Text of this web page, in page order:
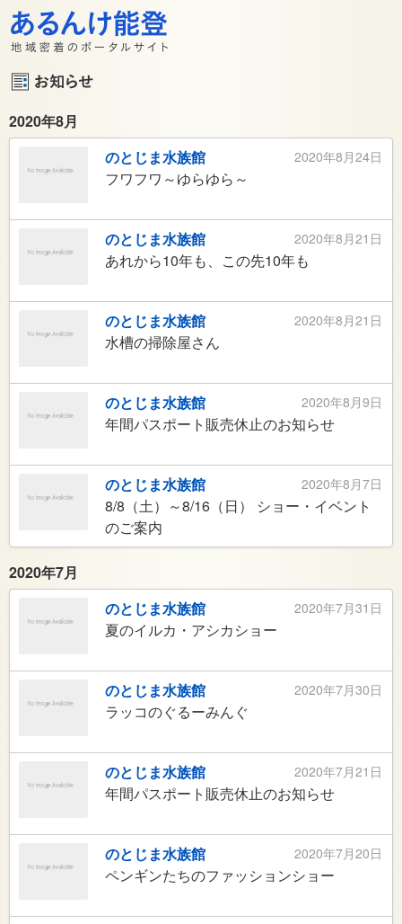
2020年8月
2020年8月24日
のとじま水族館
フワフワ～ゆらゆら～
2020年8月21日
のとじま水族館
あれから10年も、この先10年も
2020年8月21日
のとじま水族館
水槽の掃除屋さん
2020年8月9日
のとじま水族館
年間パスポート販売休止のお知らせ
2020年8月7日
のとじま水族館
8/8（土）～8/16（日） ショー・イベント
のご案内
2020年7月
2020年7月31日
のとじま水族館
夏のイルカ・アシカショー
2020年7月30日
のとじま水族館
ラッコのぐるーみんぐ
2020年7月21日
のとじま水族館
年間パスポート販売休止のお知らせ
2020年7月20日
のとじま水族館
ペンギンたちのファッションショー